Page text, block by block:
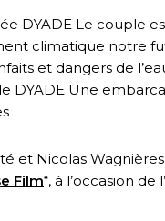
DYADE Le couple
climatique notre
et dangers de
DYADE Une
et Nicolas
Film“, à l’occasion